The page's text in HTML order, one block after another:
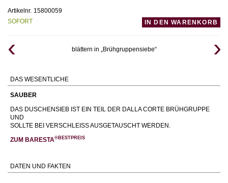
Artikelnr. 15800059
SOFORT
IN DEN WARENKORB
blättern in „Brühgruppensiebe“
DAS WESENTLICHE
SAUBER
DAS DUSCHENSIEB IST EIN TEIL DER DALLA CORTE BRÜHGRUPPE
UND
SOLLTE BEI VERSCHLEISS AUSGETAUSCHT WERDEN.
ZUM BARESTA®BESTPREIS
DATEN UND FAKTEN